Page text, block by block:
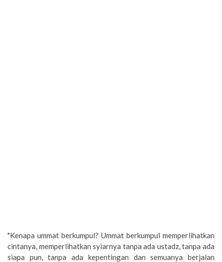
"Kenapa ummat berkumpul? Ummat berkumpul memperlihatkan
cintanya, memperlihatkan syiarnya tanpa ada ustadz, tanpa ada
siapa pun, tanpa ada kepentingan dan semuanya berjalan